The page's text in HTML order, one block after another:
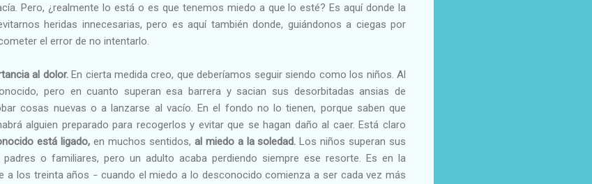
Pero, ¿realmente lo está o es que tenemos miedo a que lo esté? Es aquí donde la
heridas innecesarias, pero es aquí también donde, guiándonos a ciegas por
el error de no intentarlo.
al dolor.En cierta medida creo, que deberíamos seguir siendo como los niños. Al
pero en cuanto superan esa barrera y sacian sus desorbitadas ansias de
cosas nuevas o a lanzarse al vacío. En el fondo no lo tienen, porque saben que
alguien preparado para recogerlos y evitar que se hagan daño al caer. Está claro
está ligado,en muchos sentidos, al miedo a la soledad.Los niños superan sus
o familiares, pero un adulto acaba perdiendo siempre ese resorte. Es en la
a los treinta años – cuando el miedo a lo desconocido comienza a ser cada vez más